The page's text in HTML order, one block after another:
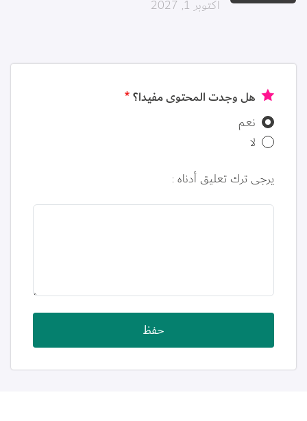
أكتوبر 1, 2027
هل وجدت المحتوى مفيدا؟
لا
نعم
يرجى ترك تعليق أدناه :
حفظ